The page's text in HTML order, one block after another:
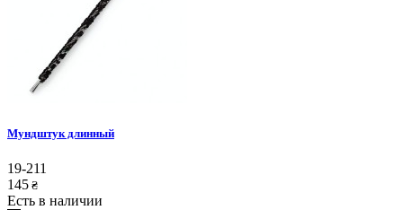
Мундштук длинный
19-211
145 ₴
Есть в наличии